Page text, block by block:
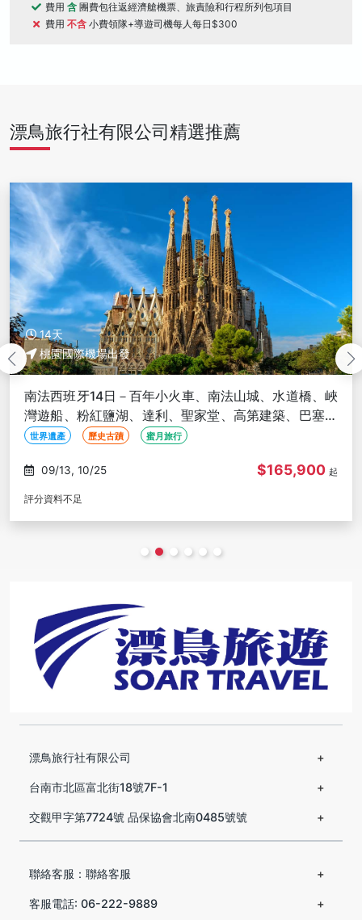
費用 含 團費包往返經濟艙機票、旅責險和行程所列包項目
費用 不含 小費領隊+導遊司機每人每日$300
漂鳥旅行社有限公司精選推薦
14天
桃園國際機場出發
南法西班牙14日－百年小火車、南法山城、水道橋、峽
灣遊船、粉紅鹽湖、達利、聖家堂、高第建築、巴塞隆
納【長榮魅力歐洲】
世界遺產 歷史古蹟 蜜月旅行
09/13, 10/25 $165,900 起
評分資料不足
漂鳥旅行社有限公司
台南市北區富北街18號7F-1
交觀甲字第7724號 品保協會北南0485號號
聯絡客服：聯絡客服
客服電話: 06-222-9889